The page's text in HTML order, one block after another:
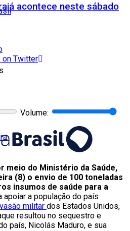
acontece neste sábado
on Twitter
Volume:
meio do Ministério da Saúde,
(8) o envio de 100 toneladas
insumos de saúde para a
a população do país
militar dos Estados Unidos,
resultou no sequestro e
país, Nicolás Maduro, e sua